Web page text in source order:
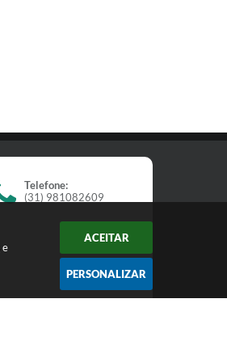
e
ACEITAR
PERSONALIZAR
Telefone:
(31) 981082609